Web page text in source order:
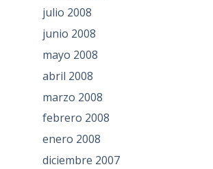
julio 2008
junio 2008
mayo 2008
abril 2008
marzo 2008
febrero 2008
enero 2008
diciembre 2007